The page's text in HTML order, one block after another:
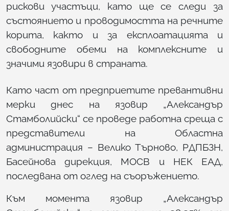
рискови участъци, като ще се следи за
състоянието и проводимостта на речните
корита, както и за експлоатацията и
свободните обеми на комплексните и
значими язовири в страната.
Като част от предприетите превантивни
мерки днес на язовир „Александър
Стамболийски“ се проведе работна среща с
представители на Областна
администрация – Велико Търново, РДПБЗН,
Басейнова дирекция, МОСВ и НЕК ЕАД,
последвана от оглед на съоръжението.
Към момента язовир „Александър